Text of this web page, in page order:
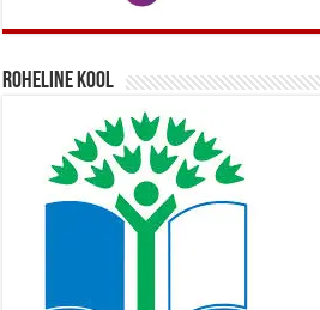
Roheline kool